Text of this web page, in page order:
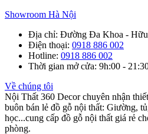
Showroom Hà Nội
Địa chỉ: Đường Đa Khoa -
Điện thoại: 0918 886 002
Hotline: 0918 886 002
Thời gian mở cửa: 9h:00 -
Về chúng tôi
Nội Thất 360 Decor chuyên nhận
buôn bán lẻ đồ gỗ nội thất: Giường,
học...cung cấp đồ gỗ nội thất giá rẻ
phòng.